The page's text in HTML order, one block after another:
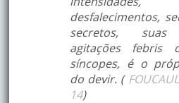
desfalecimentos,
secretos, suas
agitações febris
síncopes, é o
do devir. (
14)